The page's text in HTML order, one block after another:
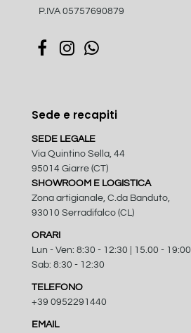
P.IVA 05757690879
Sede e recapiti
SEDE LEGALE
Via Quintino Sella, 44
95014 Giarre (CT)
SHOWROOM E LOGISTICA
Zona artigianale, C.da Banduto,
93010 Serradifalco (CL)
ORARI
Lun - Ven: 8:30 - 12:30 | 15.00 - 19:00
Sab: 8:30 - 12:30
TELEFONO
+39 0952291440
EMAIL